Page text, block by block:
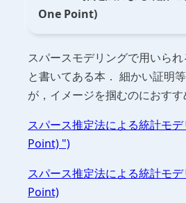
One Point)
スパースモデリングで用いら
と書いてある本． 細かい証明
が，イメージを掴むのにおすす
スパース推定法による統計モ
Point) ")
スパース推定法による統計モ
Point)